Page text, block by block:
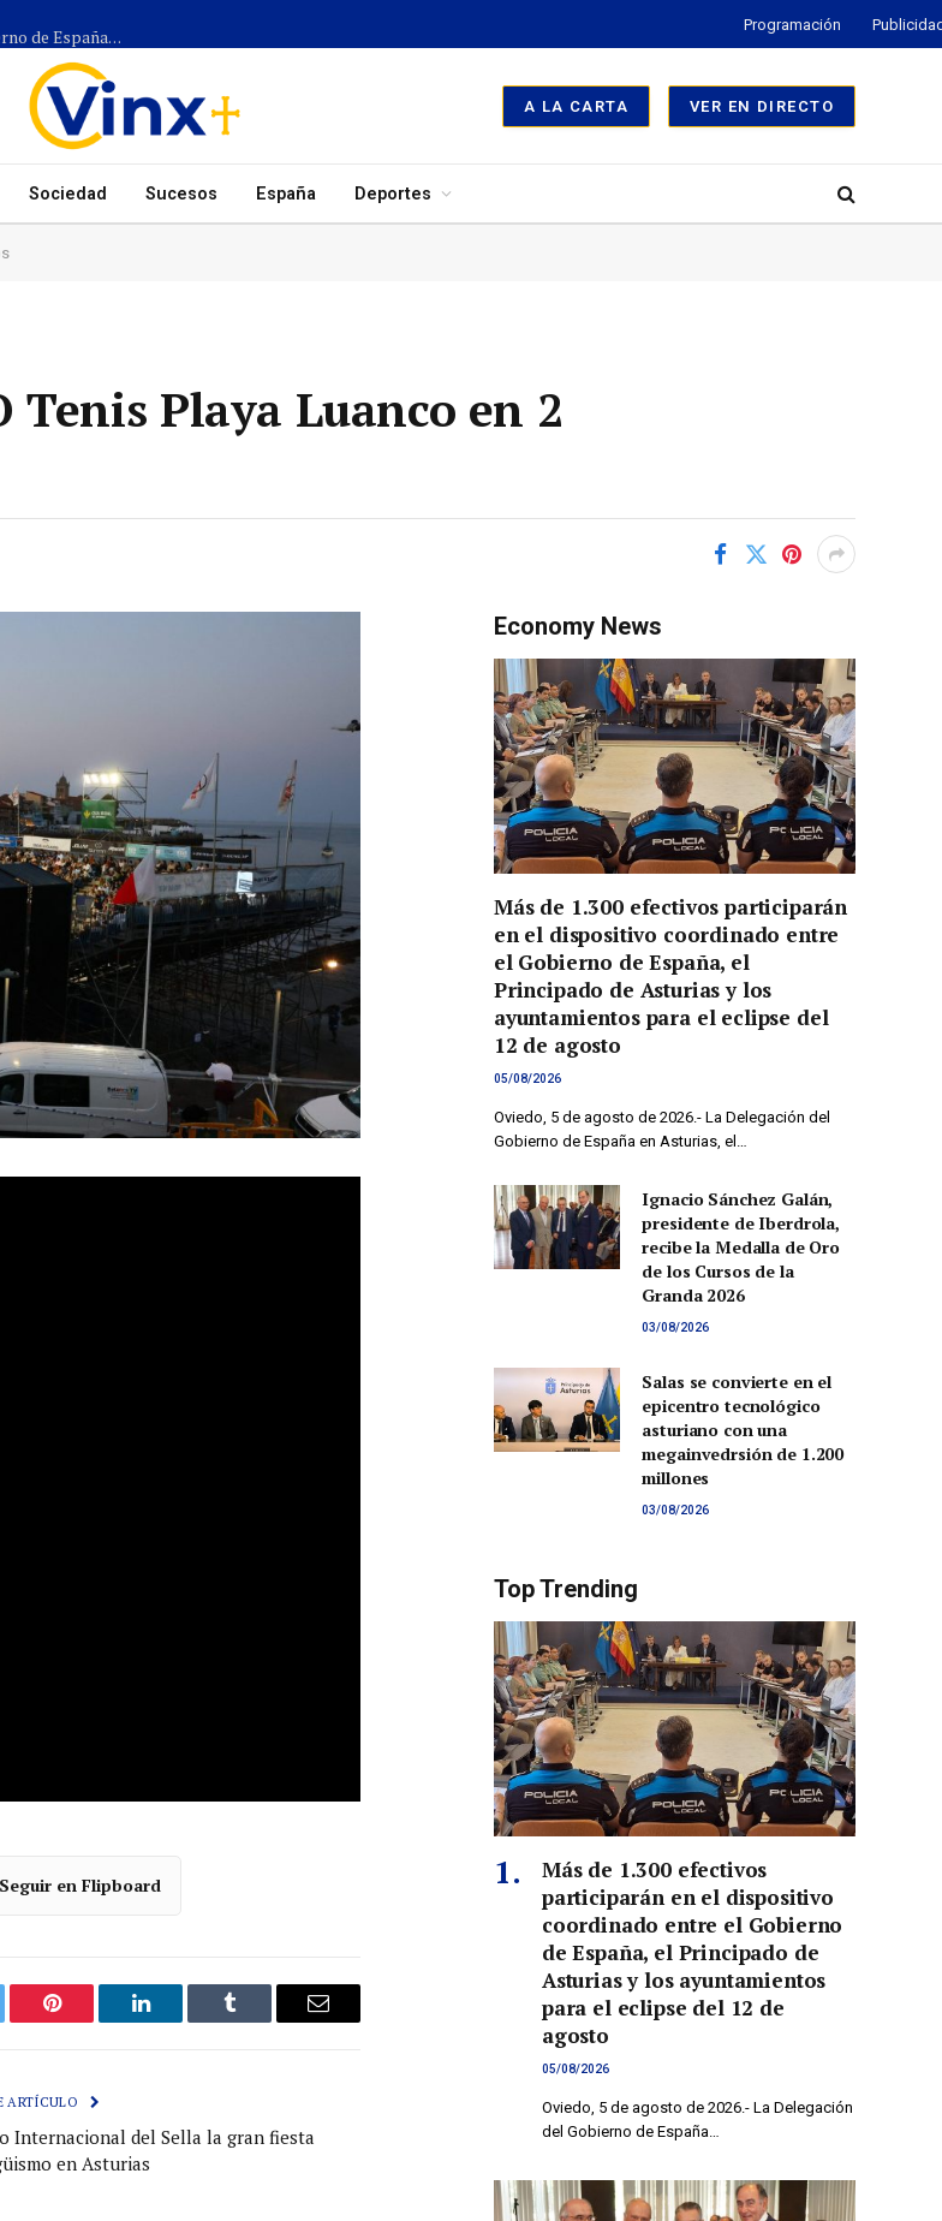
Más de 1.300 efectivos participarán en el dispositivo coordinado entre el Gobierno de España, el Principado de Asturias y los ayuntamientos para el eclipse del 12 de agosto
Programación
A LA CARTA VER EN DIRECTO
Sociedad Sucesos España Deportes
Playa Luanco en 2
espectadores en las gradas
Seguir en Flipboard
Pinterest LinkedIn Tumblr
Correo
ARTÍCULO
Internacional del Sella la gran fiesta
en Asturias
Economy News
Más de 1.300 efectivos participarán
en el dispositivo coordinado entre
el Gobierno de España, el
Principado de Asturias y los
ayuntamientos para el eclipse del
12 de agosto
05/08/2026
Oviedo, 5 de agosto de 2026.- La Delegación del
Gobierno de España en Asturias, el…
Ignacio Sánchez Galán,
presidente de Iberdrola,
recibe la Medalla de Oro
de los Cursos de la
Granda 2026
03/08/2026
Salas se convierte en el
epicentro tecnológico
asturiano con una
megainvedrsión de 1.200
millones
03/08/2026
Top Trending
Más de 1.300 efectivos
participarán en el dispositivo
coordinado entre el Gobierno
de España, el Principado de
Asturias y los ayuntamientos
para el eclipse del 12 de
agosto
05/08/2026
Oviedo, 5 de agosto de 2026.- La Delegación
del Gobierno de España…